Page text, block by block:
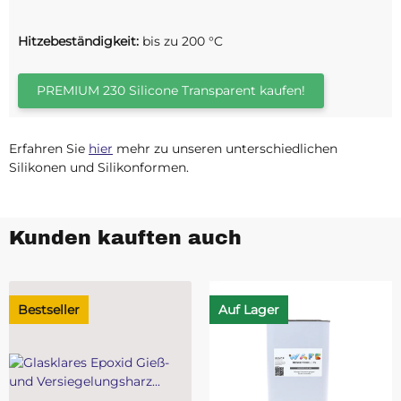
Hitzebeständigkeit: bis zu 200 °C
PREMIUM 230 Silicone Transparent kaufen!
Erfahren Sie hier mehr zu unseren unterschiedlichen
Silikonen und Silikonformen.
Kunden kauften auch
Bestseller Auf Lager